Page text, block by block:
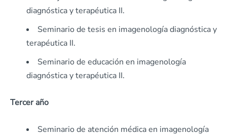
diagnóstica y terapéutica II.
Seminario de tesis en imagenología diagnóstica y
terapéutica II.
Seminario de educación en imagenología
diagnóstica y terapéutica II.
Tercer año
Seminario de atención médica en imagenología